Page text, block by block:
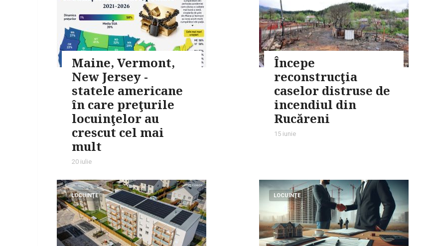
Maine, Vermont,
New Jersey -
statele americane
în care preţurile
locuinţelor au
crescut cel mai
mult
20 iulie
Începe
reconstrucţia
caselor distruse de
incendiul din
Rucăreni
15 iunie
LOCUINŢE LOCUINŢE